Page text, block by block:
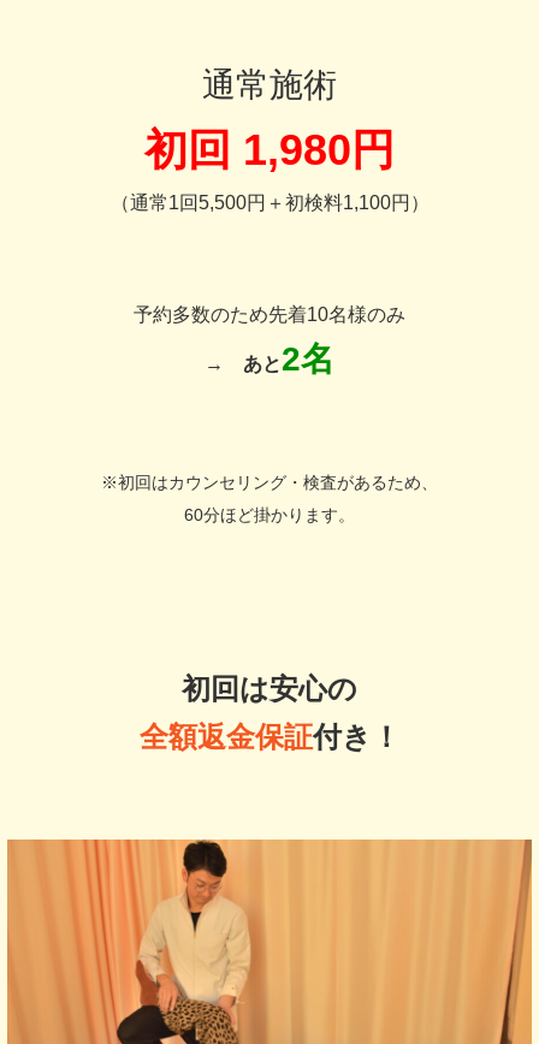
通常施術
初回 1,980円
（通常1回5,500円＋初検料1,100円）
予約多数のため先着10名様のみ
→ あと2名
※初回はカウンセリング・検査があるため、
60分ほど掛かります。
初回は安心の
全額返金保証付き！